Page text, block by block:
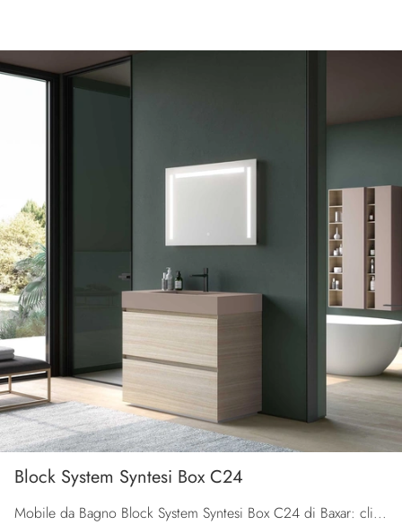
Block System Syntesi Box C24
Mobile da Bagno Block System Syntesi Box C24 di Baxar: clicca e ottieni informazioni su mobili bagno a terra in melaminico e elementi accessori della ...